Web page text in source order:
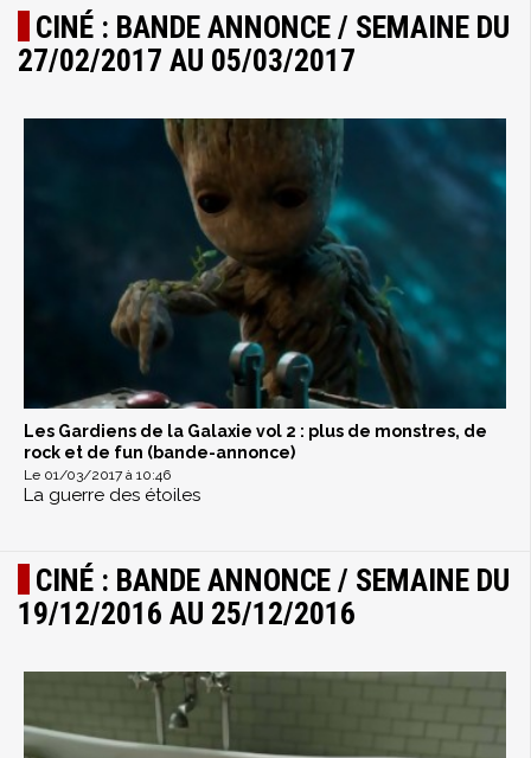
CINÉ : BANDE ANNONCE / SEMAINE DU
27/02/2017 AU 05/03/2017
Les Gardiens de la Galaxie vol 2 : plus de monstres, de
rock et de fun (bande-annonce)
Le 01/03/2017 à 10:46
La guerre des étoiles
CINÉ : BANDE ANNONCE / SEMAINE DU
19/12/2016 AU 25/12/2016